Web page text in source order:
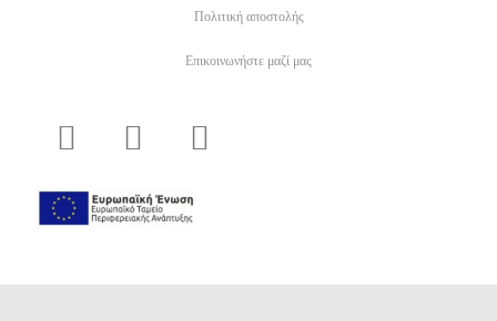
Πολιτική αποστολής
Επικοινωνήστε μαζί μας